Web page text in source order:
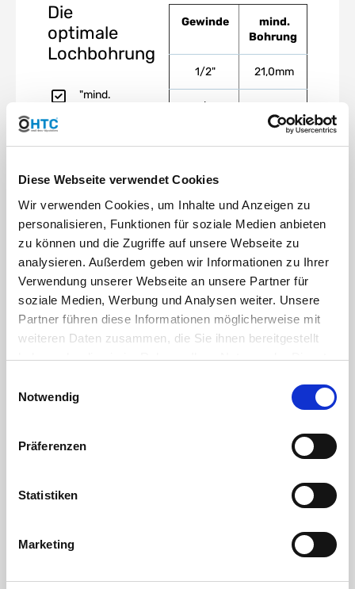
Diese Webseite verwendet Cookies
Wir verwenden Cookies, um Inhalte und Anzeigen zu
personalisieren, Funktionen für soziale Medien anbieten
zu können und die Zugriffe auf unsere Webseite zu
analysieren. Außerdem geben wir Informationen zu Ihrer
Verwendung unserer Webseite an unsere Partner für
soziale Medien, Werbung und Analysen weiter. Unsere
Partner führen diese Informationen möglicherweise mit
weiteren Daten zusammen, die Sie ihnen bereitgestellt
haben oder die sie im Rahmen Ihrer Nutzung der Dienste
Cookies, wenn Sie unsere Webseite weiterhin nutzen.
Notwendig
Präferenzen
Statistiken
Marketing
Die
optimale
Lochbohrung
"mind.
Lochausschnittsgröße
an.
Verwenden
Sie zur
Abdichtungsunterstützung
Sanitärsilikon
o.ä..
Dadurch
erhalten
Sie
Behälter
Behälter
Gewinde
mind.
Bohrung
1/2" 21,0mm
3/4"
1 1/4"
1 1/2" 48,0mm
2" 60,0mm